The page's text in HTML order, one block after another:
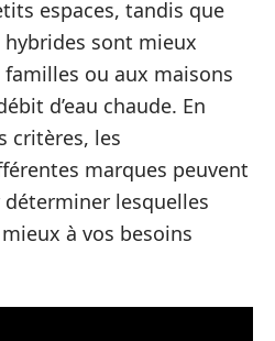
espaces, tandis que
hybrides sont mieux
ou aux maisons
d’eau chaude. En
critères, les
marques peuvent
lesquelles
à vos besoins